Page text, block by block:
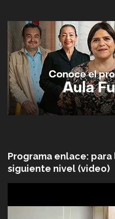
Programa enlace:
siguiente nivel (video)